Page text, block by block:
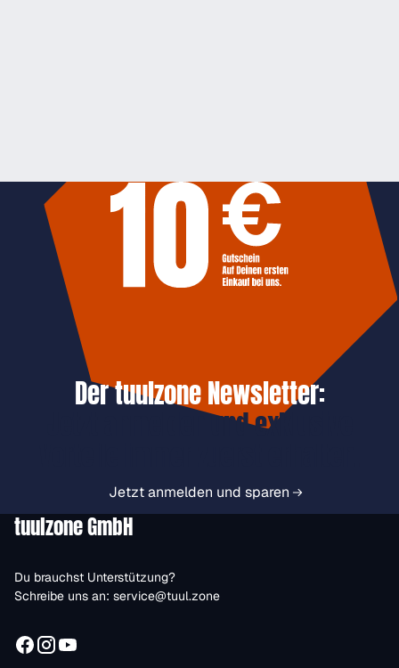
Der tuulzone Newsletter:
Jetzt anmelden und exklusive
Jetzt anmelden und sparen
tuulzone GmbH
Du brauchst Unterstützung?
Schreibe uns an: service@tuul.zone